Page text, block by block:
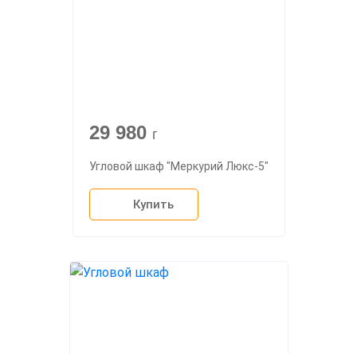
29 980 г
Угловой шкаф "Меркурий Люкс-5"
Купить